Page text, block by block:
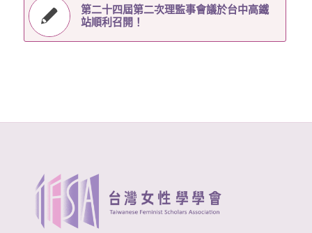
第二十四屆第二次理監事會議於台中高鐵
站順利召開！